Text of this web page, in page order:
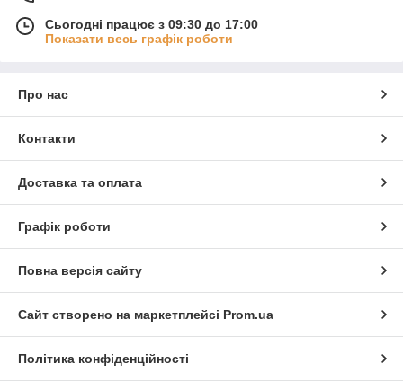
Сьогодні працює з 09:30 до 17:00
Показати весь графік роботи
Про нас
Контакти
Доставка та оплата
Графік роботи
Повна версія сайту
Сайт створено на маркетплейсі Prom.ua
Політика конфіденційності